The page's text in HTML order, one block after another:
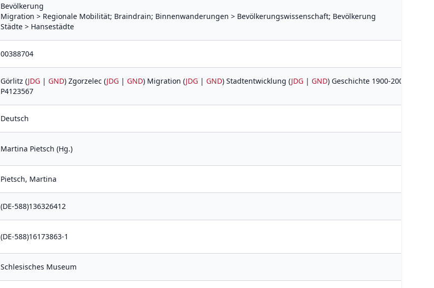
Bevölkerung
Migration > Regionale Mobilität; Braindrain; Binnenwanderungen > Bevölkerungswissenschaft; Bevölkerung
Städte > Hansestädte
00388704
Görlitz (JDG | GND) Zgorzelec (JDG | GND) Migration (JDG | GND) Stadtentwicklung (JDG | GND) Geschichte 1900-2000
P4123567
Deutsch
Martina Pietsch (Hg.)
Pietsch, Martina
(DE-588)136326412
(DE-588)16173863-1
Schlesisches Museum